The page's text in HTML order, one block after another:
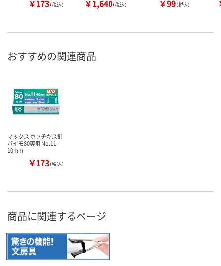
￥173（税込） ￥1,640（税込） ￥99（税込）
おすすめの関連商品
マックス ホッチキス針
バイモ80専用 No.11-
10mm
￥173（税込）
商品に関連するページ